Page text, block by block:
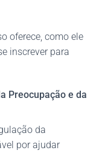
oferece, como ele
inscrever para
Preocupação e da
da
por ajudar